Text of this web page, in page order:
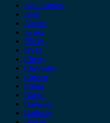
Alfa Romeo
Audi
Austin
Acura
BMW
BYD
Chery
Chevrolet
Citroen
Cupra
Dacia
Daewoo
Daihatsu